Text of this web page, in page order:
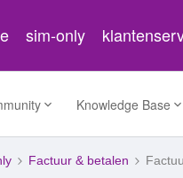
sim-only
Knowledge Base
Factuur & betalen